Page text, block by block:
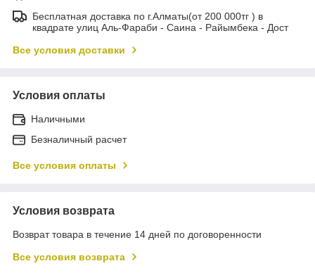
Бесплатная доставка по г.Алматы(от 200 000тг ) в
квадрате улиц Аль-Фараби - Саина - Райымбека - Дост
Все условия доставки
Условия оплаты
Наличными
Безналичный расчет
Все условия оплаты
Условия возврата
Возврат товара в течение 14 дней по договоренности
Все условия возврата